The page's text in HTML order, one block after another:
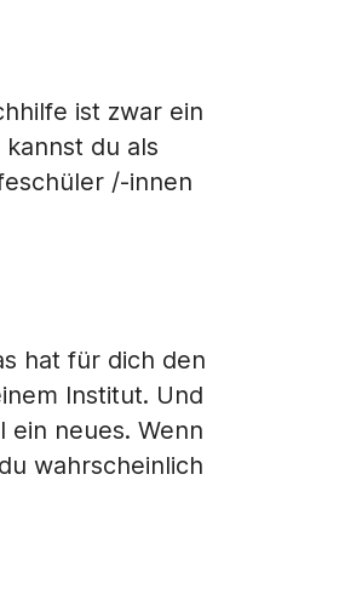
ist zwar ein
du als
/-innen
hat für dich den
Institut. Und
neues. Wenn
wahrscheinlich